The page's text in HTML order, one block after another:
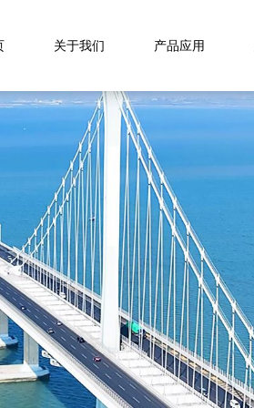
关于我们 产品应用